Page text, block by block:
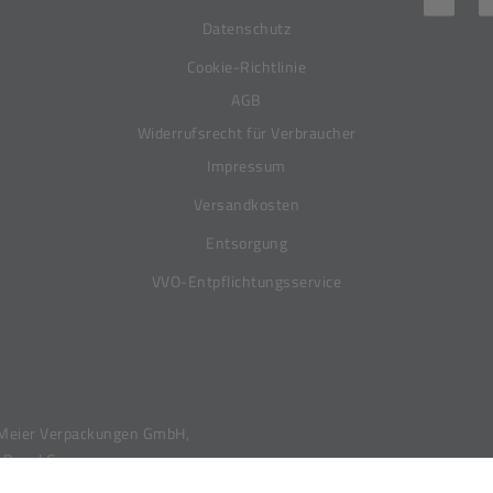
Datenschutz
Cookie-Richtlinie
AGB
Widerrufsrecht für Verbraucher
Impressum
Versandkosten
Entsorgung
VVO-Entpflichtungsservice
Verpackungen GmbH,
Group